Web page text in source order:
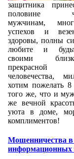
защитника
половине
мужчинам,
успехов и
здоровы, полны
любите и
своими
прекрасной
человечества,
хотим пожелать 8
того же, что и
же вечной
уюта в доме,
комплиментов!
Мошенничества в
информационных